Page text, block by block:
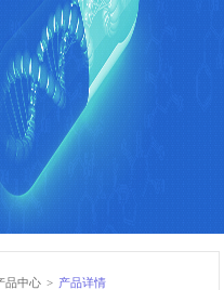
品中心 > 产品详情